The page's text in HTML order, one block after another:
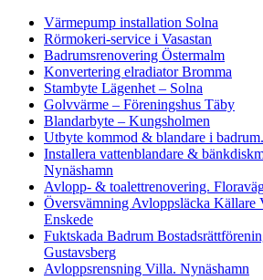
Värmepump installation Solna
Rörmokeri-service i Vasastan
Badrumsrenovering Östermalm
Konvertering elradiator Bromma
Stambyte Lägenhet – Solna
Golvvärme – Föreningshus Täby
Blandarbyte – Kungsholmen
Utbyte kommod & blandare i
Installera vattenblandare &
Nynäshamn
Avlopp- & toalettrenovering.
Översvämning Avloppsläcka Källare
Enskede
Fuktskada Badrum
Gustavsberg
Avloppsrensning Villa. Nynäshamn